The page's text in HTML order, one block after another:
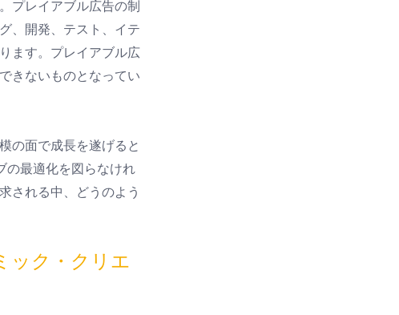
プレイアブル広告の制
、開発、テスト、イテ
ます。プレイアブル広
きないものとなってい
の面で成長を遂げると
の最適化を図らなけれ
される中、どうのよう
ック・クリエ